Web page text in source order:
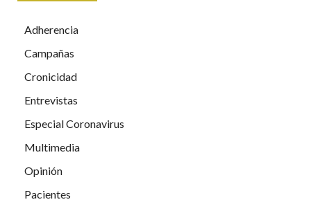
Adherencia
Campañas
Cronicidad
Entrevistas
Especial Coronavirus
Multimedia
Opinión
Pacientes